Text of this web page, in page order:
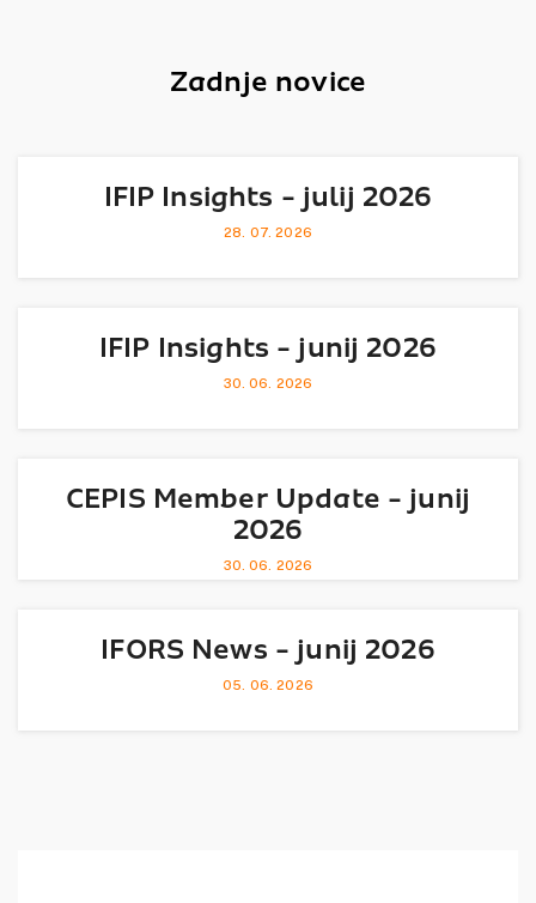
Zadnje novice
IFIP Insights - julij 2026
28. 07. 2026
IFIP Insights - junij 2026
30. 06. 2026
CEPIS Member Update - junij
2026
30. 06. 2026
IFORS News - junij 2026
05. 06. 2026